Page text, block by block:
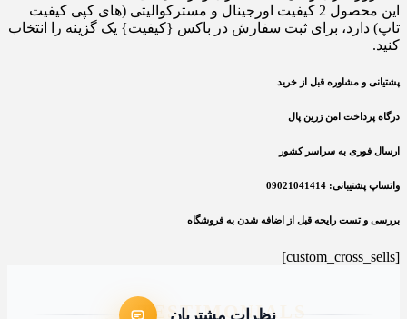
این محصول 2 کیفیت اورجینال و مسترکوالیتی (های کپی کیفیت
تاپ) دارد، برای ثبت سفارش در باکس {کیفیت} یک گزینه را انتخاب
کنید.
پشتیانی و مشاوره قبل از خرید
درگاه پرداخت امن زرین پال
ارسال فوری به سراسر کشور
واتساپ پشتیبانی: 09021041414
بررسی و تست رایحه قبل از اضافه شدن به فروشگاه
[custom_cross_sells]
نظرات مشتریان